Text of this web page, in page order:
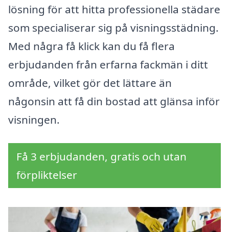
lösning för att hitta professionella städare
som specialiserar sig på visningsstädning.
Med några få klick kan du få flera
erbjudanden från erfarna fackmän i ditt
område, vilket gör det lättare än
någonsin att få din bostad att glänsa inför
visningen.
Få 3 erbjudanden, gratis och utan
förpliktelser